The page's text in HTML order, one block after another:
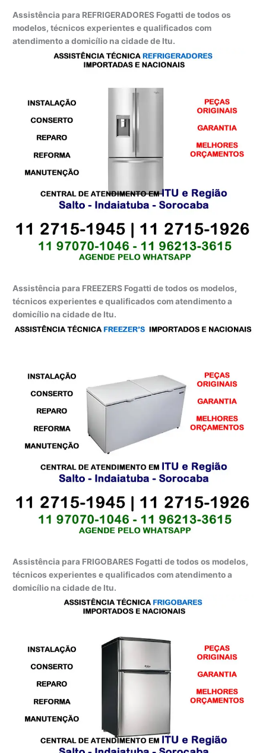
Assistência para REFRIGERADORES Fogatti de todos os
modelos, técnicos experientes e qualificados com
atendimento a domicílio na cidade de Itu.
Assistência para FREEZERS Fogatti de todos os modelos,
técnicos experientes e qualificados com atendimento a
domicílio na cidade de Itu.
Assistência para FRIGOBARES Fogatti de todos os modelos,
técnicos experientes e qualificados com atendimento a
domicílio na cidade de Itu.